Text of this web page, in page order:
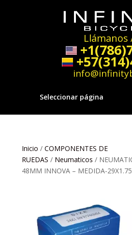
Llámanos
Seleccionar página
Inicio / COMPONENTES DE
RUEDAS / Neumaticos /
48MM INNOVA – MEDIDA-